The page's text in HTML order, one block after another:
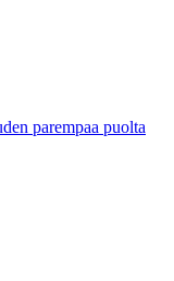
parempaa puolta